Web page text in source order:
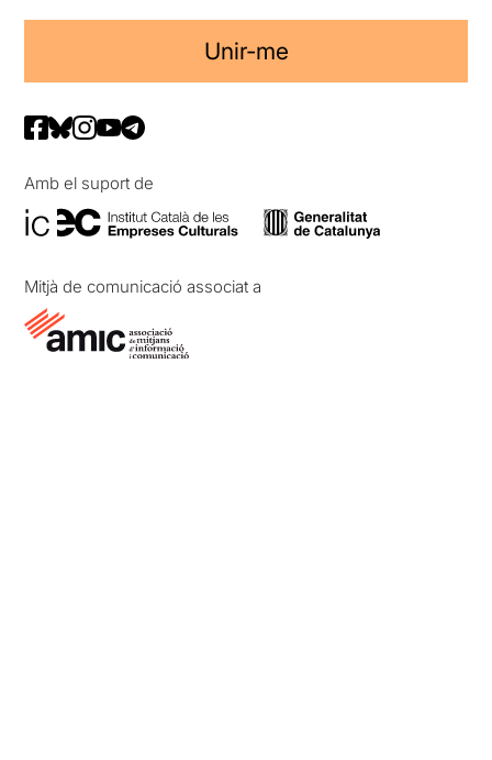
Unir-me
Amb el suport de
Mitjà de comunicació associat a